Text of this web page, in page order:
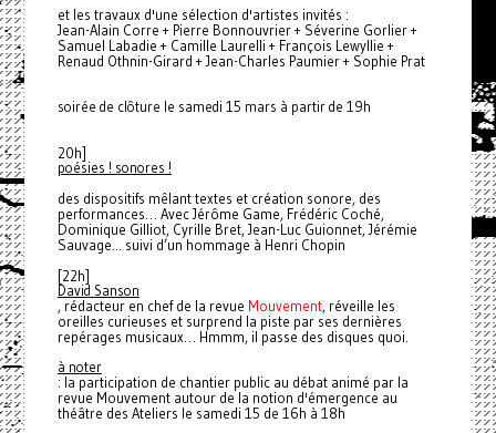
et les travaux d'une sélection d'artistes invités :
Jean-Alain Corre + Pierre Bonnouvrier + Séverine Gorlier +
Samuel Labadie + Camille Laurelli + François Lewyllie +
Renaud Othnin-Girard + Jean-Charles Paumier + Sophie Prat
soirée de clôture le samedi 15 mars à partir de 19h
20h]
poésies ! sonores !
des dispositifs mêlant textes et création sonore, des
performances… Avec Jérôme Game, Frédéric Coché,
Dominique Gilliot, Cyrille Bret, Jean-Luc Guionnet, Jérémie
Sauvage... suivi d’un hommage à Henri Chopin
[22h]
David Sanson
, rédacteur en chef de la revue Mouvement, réveille les
oreilles curieuses et surprend la piste par ses dernières
repérages musicaux… Hmmm, il passe des disques quoi.
à noter
: la participation de chantier public au débat animé par la
revue Mouvement autour de la notion d'émergence au
théâtre des Ateliers le samedi 15 de 16h à 18h